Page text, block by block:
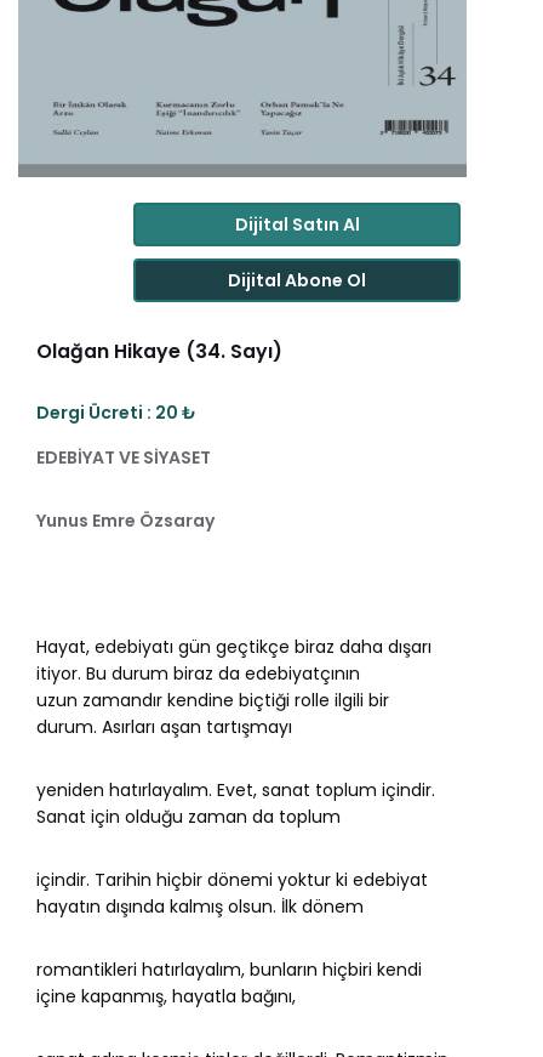
Dijital Satın Al
Dijital Abone Ol
Olağan Hikaye (34. Sayı)
Dergi Ücreti : 20 ₺
EDEBİYAT VE SİYASET
Yunus Emre Özsaray
Hayat, edebiyatı gün geçtikçe biraz daha dışarı
itiyor. Bu durum biraz da edebiyatçının
uzun zamandır kendine biçtiği rolle ilgili bir
durum. Asırları aşan tartışmayı
yeniden hatırlayalım. Evet, sanat toplum içindir.
Sanat için olduğu zaman da toplum
içindir. Tarihin hiçbir dönemi yoktur ki edebiyat
hayatın dışında kalmış olsun. İlk dönem
romantikleri hatırlayalım, bunların hiçbiri kendi
içine kapanmış, hayatla bağını,